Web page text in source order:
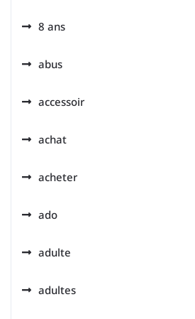
8 ans
abus
accessoir
achat
acheter
ado
adulte
adultes